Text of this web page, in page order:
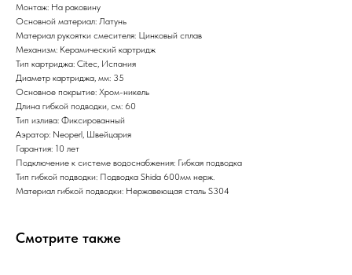
Монтаж: На раковину
Основной материал: Латунь
Материал рукоятки смесителя: Цинковый сплав
Механизм: Керамический картридж
Тип картриджа: Citec, Испания
Диаметр картриджа, мм: 35
Основное покрытие: Хром-никель
Длина гибкой подводки, см: 60
Тип излива: Фиксированный
Аэратор: Neoperl, Швейцария
Гарантия: 10 лет
Подключение к системе водоснабжения: Гибкая подводка
Тип гибкой подводки: Подводка Shida 600мм нерж.
Материал гибкой подводки: Нержавеющая сталь S304
Смотрите также